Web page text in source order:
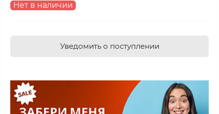
Нет в наличии
Уведомить о поступлении